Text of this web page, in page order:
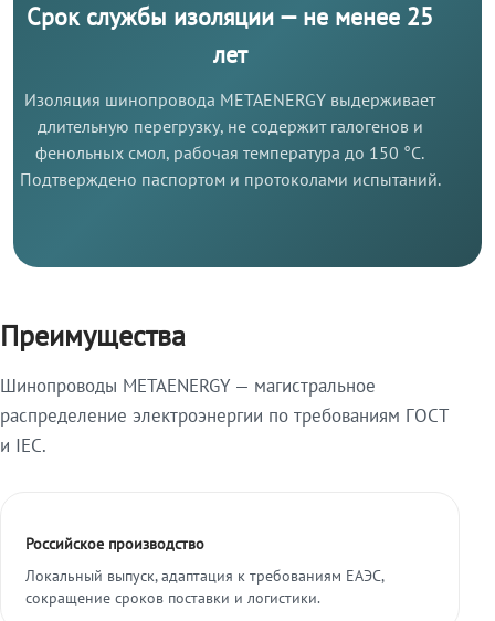
Срок службы изоляции — не менее 25
лет
Изоляция шинопровода METAENERGY выдерживает
длительную перегрузку, не содержит галогенов и
фенольных смол, рабочая температура до 150 °C.
Подтверждено паспортом и протоколами испытаний.
Преимущества
Шинопроводы METAENERGY — магистральное
распределение электроэнергии по требованиям ГОСТ
и IEC.
Российское производство
Локальный выпуск, адаптация к требованиям ЕАЭС,
сокращение сроков поставки и логистики.